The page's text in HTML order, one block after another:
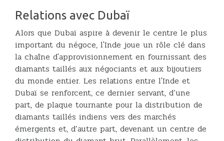
Relations avec Dubaï
Alors que Dubaï aspire à devenir le centre le plus
important du négoce, l'Inde joue un rôle clé dans
la chaîne d'approvisionnement en fournissant des
diamants taillés aux négociants et aux bijoutiers
du monde entier. Les relations entre l'Inde et
Dubaï se renforcent, ce dernier servant, d’une
part, de plaque tournante pour la distribution de
diamants taillés indiens vers des marchés
émergents et, d’autre part, devenant un centre de